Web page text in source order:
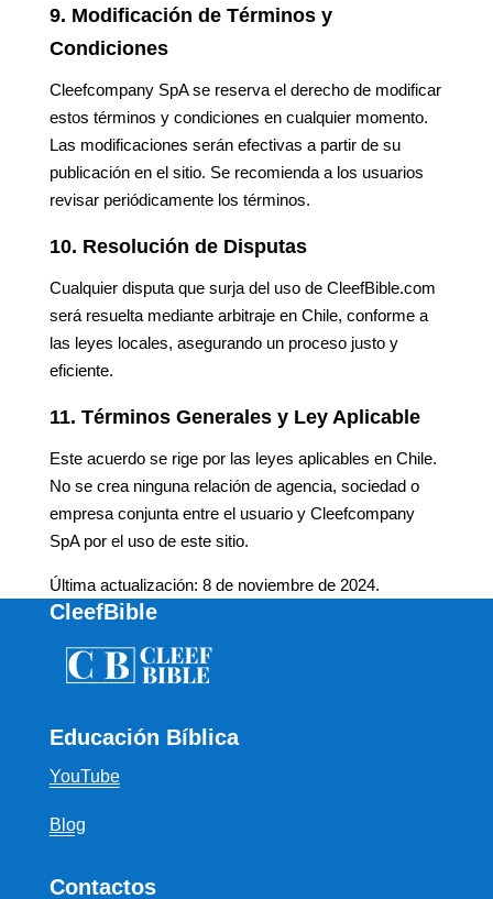
9. Modificación de Términos y
Condiciones
Cleefcompany SpA se reserva el derecho de modificar
estos términos y condiciones en cualquier momento.
Las modificaciones serán efectivas a partir de su
publicación en el sitio. Se recomienda a los usuarios
revisar periódicamente los términos.
10. Resolución de Disputas
Cualquier disputa que surja del uso de CleefBible.com
será resuelta mediante arbitraje en Chile, conforme a
las leyes locales, asegurando un proceso justo y
eficiente.
11. Términos Generales y Ley Aplicable
Este acuerdo se rige por las leyes aplicables en Chile.
No se crea ninguna relación de agencia, sociedad o
empresa conjunta entre el usuario y Cleefcompany
SpA por el uso de este sitio.
Última actualización: 8 de noviembre de 2024.
CleefBible
Educación Bíblica
YouTube
Blog
Contactos